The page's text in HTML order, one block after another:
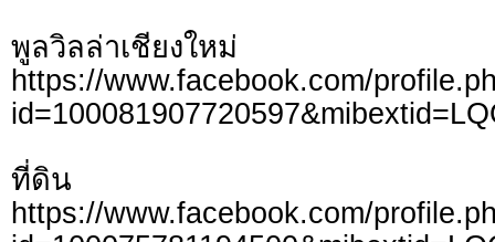
พูลวิลล่าเชียงใหม่
https://www.facebook.com/
ที่ดิน
https://www.facebook.com/